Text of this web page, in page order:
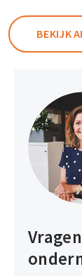
BEKIJK